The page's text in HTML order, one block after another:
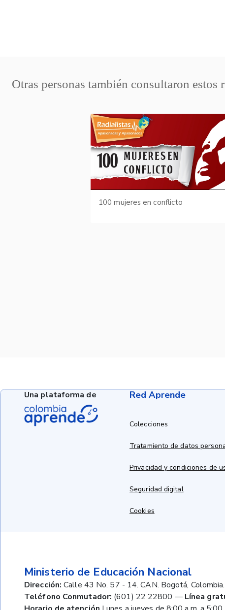
Otras personas también consultaron estos
100 mujeres en conflicto
Red Aprende
Colecciones
Tratamiento de datos
Privacidad y condiciones de
Seguridad digital
Cookies
Ministerio de Educación Nacional
Dirección: Calle 43 No. 57 - 14. CAN. Bogotá,
Teléfono Conmutador: (601) 22 22800 — Línea
Una plataforma de